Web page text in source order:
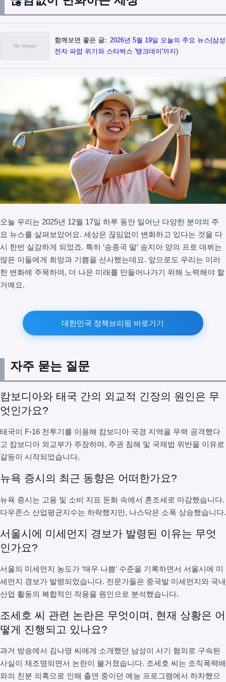
함께보면 좋은 글: 2026년 5월 19일 오늘의 주요 뉴스(삼성
전자 파업 위기와 스타벅스 '탱크데이'까지)
오늘 우리는 2025년 12월 17일 하루 동안 일어난 다양한 분야의 주
요 뉴스를 살펴보았어요. 세상은 끊임없이 변화하고 있다는 것을 다
시 한번 실감하게 되었죠. 특히 ‘송종국 딸’ 송지아 양의 프로 데뷔는
많은 이들에게 희망과 기쁨을 선사했는데요. 앞으로도 우리는 이러
한 변화에 주목하며, 더 나은 미래를 만들어나가기 위해 노력해야 할
거예요.
대한민국 정책브리핑 바로가기
자주 묻는 질문
캄보디아와 태국 간의 외교적 긴장의 원인은 무
엇인가요?
태국이 F-16 전투기를 이용해 캄보디아 국경 지역을 무력 공격했다
고 캄보디아 외교부가 주장하며, 주권 침해 및 국제법 위반을 이유로
갈등이 시작되었습니다.
뉴욕 증시의 최근 동향은 어떠한가요?
뉴욕 증시는 고용 및 소비 지표 둔화 속에서 혼조세로 마감했습니다.
다우존스 산업평균지수는 하락했지만, 나스닥은 소폭 상승했습니다.
서울시에 미세먼지 경보가 발령된 이유는 무엇
인가요?
서울의 미세먼지 농도가 ‘매우 나쁨’ 수준을 기록하면서 서울시에 미
세먼지 경보가 발령되었습니다. 전문가들은 중국발 미세먼지와 국내
산업 활동의 복합적인 작용을 원인으로 분석했습니다.
조세호 씨 관련 논란은 무엇이며, 현재 상황은 어
떻게 진행되고 있나요?
과거 방송에서 김나영 씨에게 소개했던 남성이 사기 혐의로 구속된
사실이 재조명되면서 논란이 불거졌습니다. 조세호 씨는 조직폭력배
와의 친분 의혹으로 인해 출연 중이던 예능 프로그램에서 하차했으